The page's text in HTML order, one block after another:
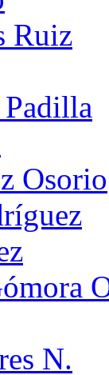
Ruiz
Osorio
N.